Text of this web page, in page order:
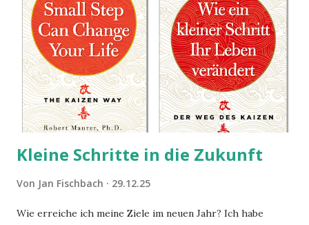
Kleine Schritte in die Zukunft
Von Jan Fischbach 29.12.25
Wie erreiche ich meine Ziele im neuen Jahr? Ich habe